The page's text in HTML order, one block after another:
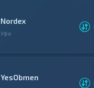
Nordex
Уфа
YesObmen